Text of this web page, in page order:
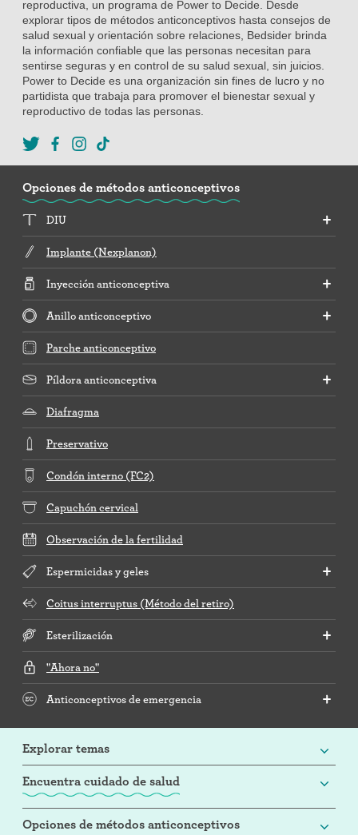
reproductiva, un programa de Power to Decide. Desde
explorar tipos de métodos anticonceptivos hasta consejos de
salud sexual y orientación sobre relaciones, Bedsider brinda
la información confiable que las personas necesitan para
sentirse seguras y en control de su salud sexual, sin juicios.
Power to Decide es una organización sin fines de lucro y no
partidista que trabaja para promover el bienestar sexual y
reproductivo de todas las personas.
Opciones de métodos anticonceptivos
DIU
Implante (Nexplanon)
Inyección anticonceptiva
Anillo anticonceptivo
Parche anticonceptivo
Píldora anticonceptiva
Diafragma
Preservativo
Condón interno (FC2)
Capuchón cervical
Observación de la fertilidad
Espermicidas y geles
Coitus interruptus (Método del retiro)
Esterilización
"Ahora no"
Anticonceptivos de emergencia
Explorar temas
Encuentra cuidado de salud
Opciones de métodos anticonceptivos